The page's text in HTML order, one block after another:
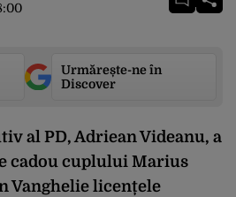
Urmărește-ne în
Discover
al PD, Adriean Videanu, a
cadou cuplului Marius
Vanghelie licențele